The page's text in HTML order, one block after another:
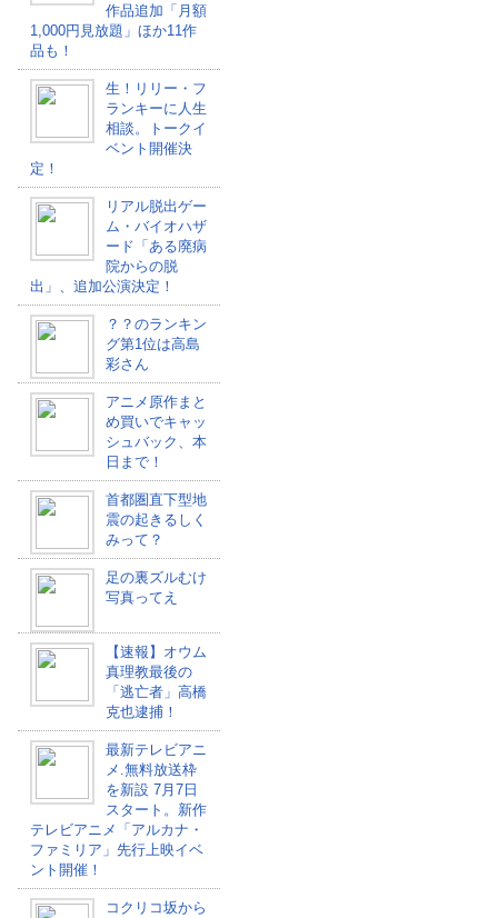
作品追加「月額
1,000円見放題」ほか11作
品も！
生！リリー・フ
ランキーに人生
相談。トークイ
ベント開催決
定！
リアル脱出ゲー
ム・バイオハザ
ード「ある廃病
院からの脱
出」、追加公演決定！
？？のランキン
グ第1位は高島
彩さん
アニメ原作まと
め買いでキャッ
シュバック、本
日まで！
首都圏直下型地
震の起きるしく
みって？
足の裏ズルむけ
写真ってえ
【速報】オウム
真理教最後の
「逃亡者」高橋
克也逮捕！
最新テレビアニ
メ.無料放送枠
を新設 7月7日
スタート。新作
テレビアニメ「アルカナ・
ファミリア」先行上映イベ
ント開催！
コクリコ坂から